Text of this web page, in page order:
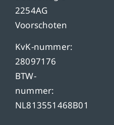
2254AG
Voorschoten
KvK-nummer:
28097176
BTW-
nummer:
NL813551468B01